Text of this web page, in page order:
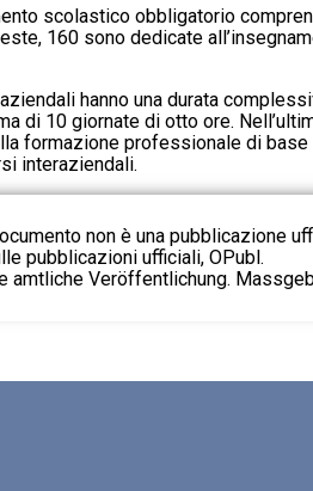
scolastico obbligatorio
160 sono dedicate
hanno una durata
di 10 giornate di otto ore.
formazione professionale di base
interaziendali.
non è una pubblicazione
pubblicazioni ufficiali, OPubl.
amtliche Veröffentlichung.